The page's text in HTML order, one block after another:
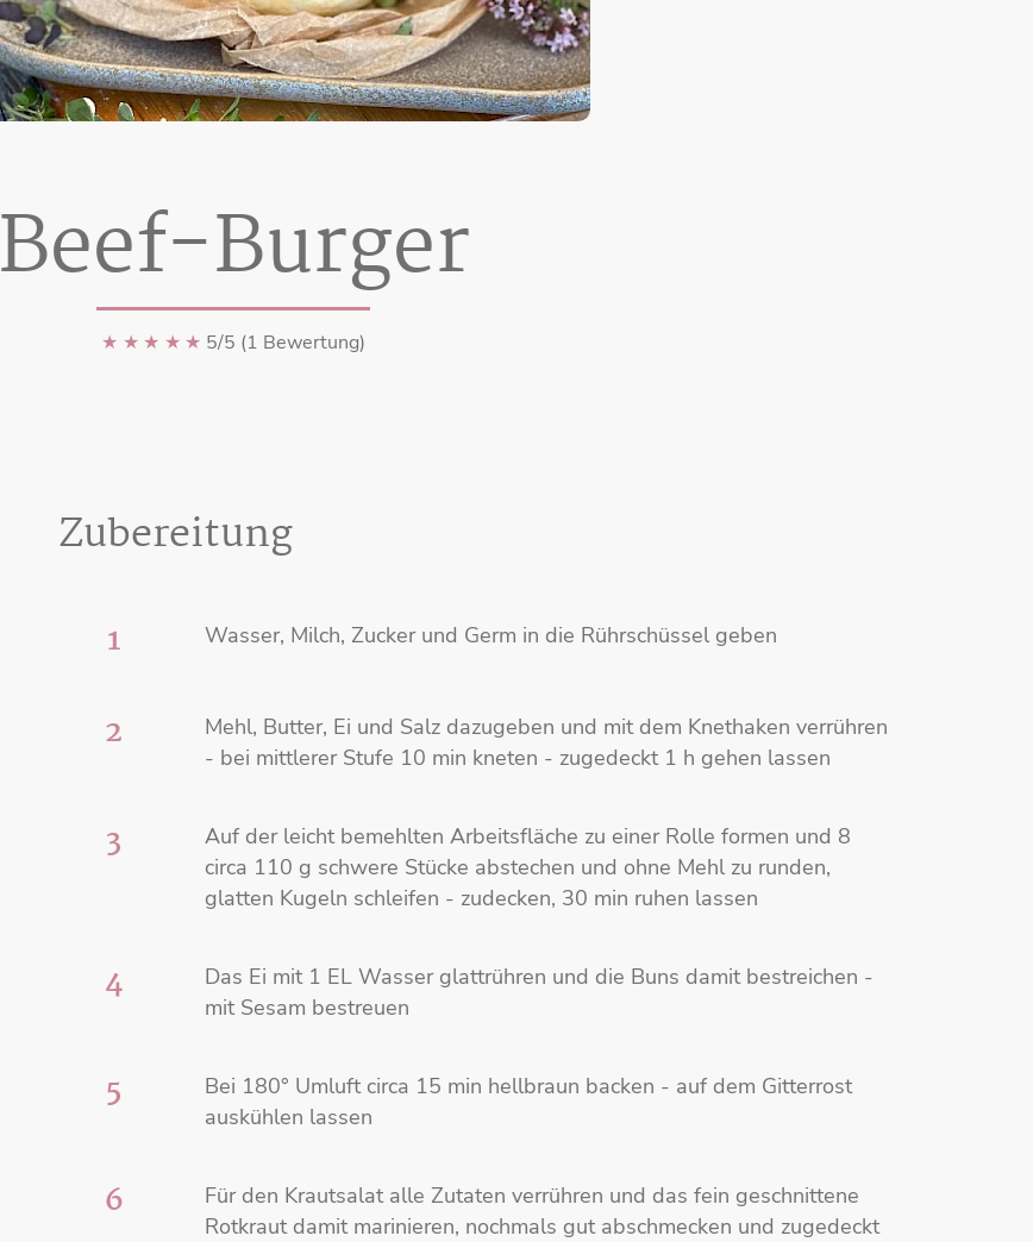
Beef-Burger
★ ★ ★ ★ ★ 5/5 (1 Bewertung)
Zubereitung
1 Wasser, Milch, Zucker und Germ in die Rührschüssel geben
2
Mehl, Butter, Ei und Salz dazugeben und mit dem Knethaken verrühren
- bei mittlerer Stufe 10 min kneten - zugedeckt 1 h gehen lassen
3
Auf der leicht bemehlten Arbeitsfläche zu einer Rolle formen und 8
circa 110 g schwere Stücke abstechen und ohne Mehl zu runden,
glatten Kugeln schleifen - zudecken, 30 min ruhen lassen
4
Das Ei mit 1 EL Wasser glattrühren und die Buns damit bestreichen -
mit Sesam bestreuen
5
Bei 180° Umluft circa 15 min hellbraun backen - auf dem Gitterrost
auskühlen lassen
6
Für den Krautsalat alle Zutaten verrühren und das fein geschnittene
Rotkraut damit marinieren, nochmals gut abschmecken und zugedeckt